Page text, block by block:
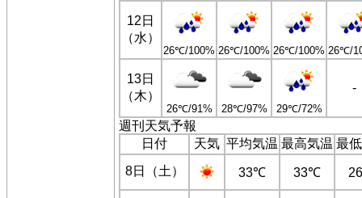
12日
（水）
26℃/100% 26℃/100% 26℃/100% 26℃/
13日
（木）
26℃/91% 28℃/97% 29℃/72%
-
週刊天気予報
日付
天気 平均気温 最高気温 最
8日（土）
33℃ 33℃